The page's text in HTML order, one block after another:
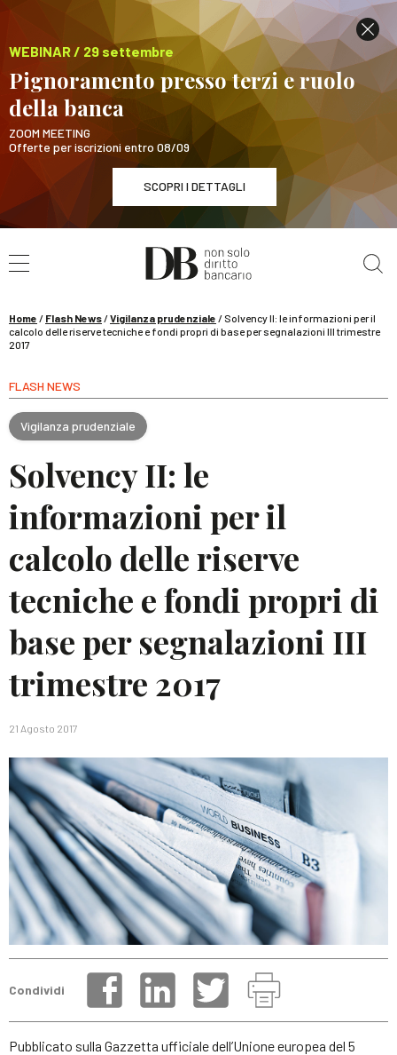
WEBINAR / 29 settembre
Pignoramento presso terzi e ruolo
della banca
ZOOM MEETING
Offerte per iscrizioni entro 08/09
SCOPRI I DETTAGLI
WEBINAR / 29 settembre
Pignoramento presso terzi e ruolo della banca
Home / Flash News/Vigilanza prudenziale / Solvency II: le informazioni per il
calcolo delle riserve tecniche e fondi propri di base per segnalazioni III trimestre
2017
FLASH NEWS
Vigilanza prudenziale
Solvency II: le
informazioni per il
calcolo delle riserve
tecniche e fondi propri di
base per segnalazioni III
trimestre 2017
21 Agosto 2017
Condividi
Pubblicato sulla Gazzetta ufficiale dell’Unione europea del 5